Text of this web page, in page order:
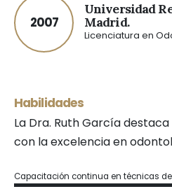
2007
Universidad
Madrid.
Licenciatura en
Habilidades
La Dra. Ruth García
con la excelencia en
Capacitación continua en técnicas